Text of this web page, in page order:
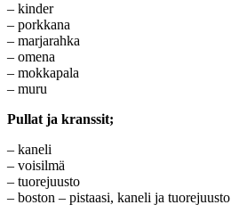
– kinder
– porkkana
– marjarahka
– omena
– mokkapala
– muru
Pullat ja kranssit;
– kaneli
– voisilmä
– tuorejuusto
– boston – pistaasi, kaneli ja tuorejuusto